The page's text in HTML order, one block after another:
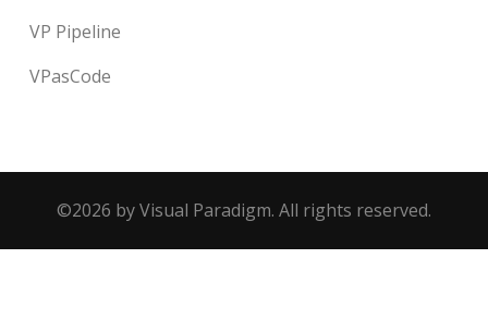
VP Pipeline
VPasCode
©2026 by Visual Paradigm. All rights reserved.